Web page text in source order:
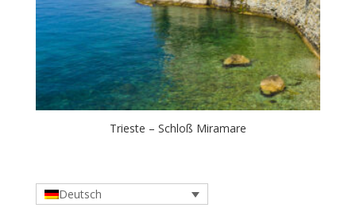
Trieste – Schloß Miramare
Deutsch